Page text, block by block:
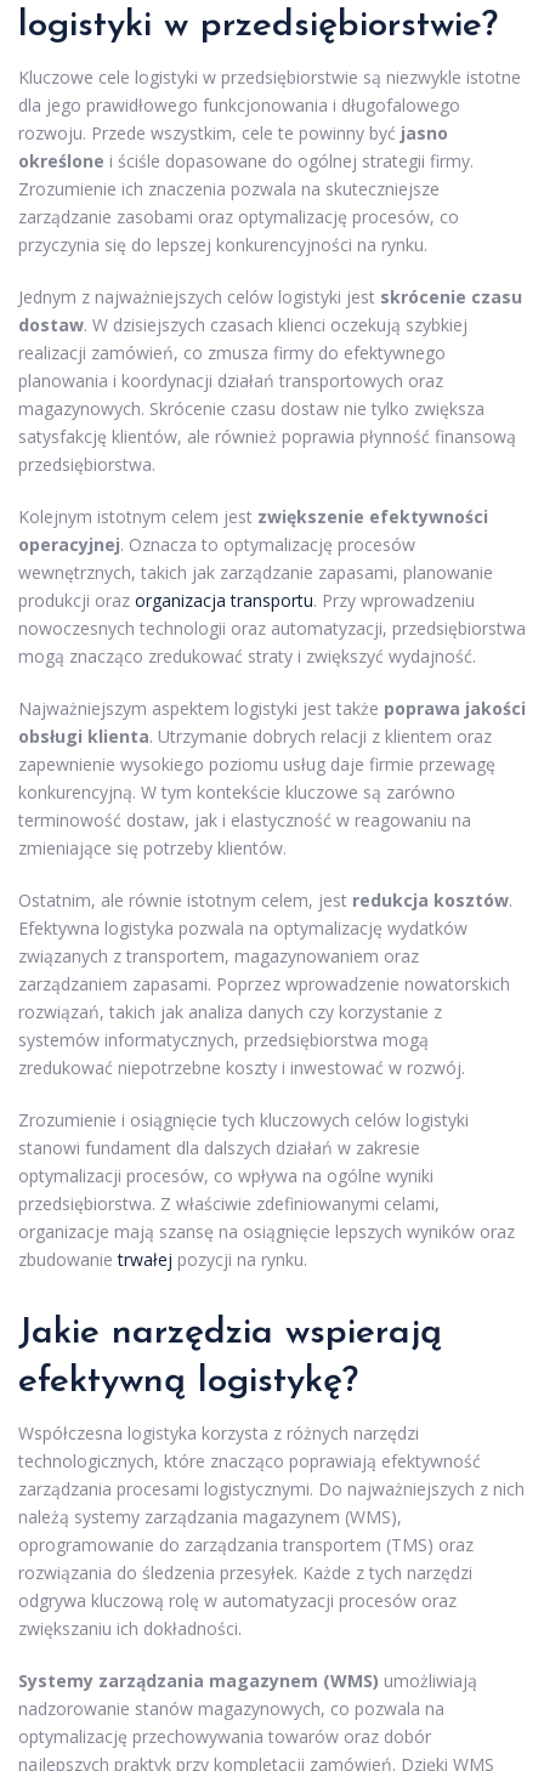
logistyki w przedsiębiorstwie?
Kluczowe cele logistyki w przedsiębiorstwie są niezwykle istotne
dla jego prawidłowego funkcjonowania i długofalowego
rozwoju. Przede wszystkim, cele te powinny być jasno
określone i ściśle dopasowane do ogólnej strategii firmy.
Zrozumienie ich znaczenia pozwala na skuteczniejsze
zarządzanie zasobami oraz optymalizację procesów, co
przyczynia się do lepszej konkurencyjności na rynku.
Jednym z najważniejszych celów logistyki jest skrócenie czasu
dostaw. W dzisiejszych czasach klienci oczekują szybkiej
realizacji zamówień, co zmusza firmy do efektywnego
planowania i koordynacji działań transportowych oraz
magazynowych. Skrócenie czasu dostaw nie tylko zwiększa
satysfakcję klientów, ale również poprawia płynność finansową
przedsiębiorstwa.
Kolejnym istotnym celem jest zwiększenie efektywności
operacyjnej. Oznacza to optymalizację procesów
wewnętrznych, takich jak zarządzanie zapasami, planowanie
produkcji oraz organizacja transportu. Przy wprowadzeniu
nowoczesnych technologii oraz automatyzacji, przedsiębiorstwa
mogą znacząco zredukować straty i zwiększyć wydajność.
Najważniejszym aspektem logistyki jest także poprawa jakości
obsługi klienta. Utrzymanie dobrych relacji z klientem oraz
zapewnienie wysokiego poziomu usług daje firmie przewagę
konkurencyjną. W tym kontekście kluczowe są zarówno
terminowość dostaw, jak i elastyczność w reagowaniu na
zmieniające się potrzeby klientów.
Ostatnim, ale równie istotnym celem, jest redukcja kosztów.
Efektywna logistyka pozwala na optymalizację wydatków
związanych z transportem, magazynowaniem oraz
zarządzaniem zapasami. Poprzez wprowadzenie nowatorskich
rozwiązań, takich jak analiza danych czy korzystanie z
systemów informatycznych, przedsiębiorstwa mogą
zredukować niepotrzebne koszty i inwestować w rozwój.
Zrozumienie i osiągnięcie tych kluczowych celów logistyki
stanowi fundament dla dalszych działań w zakresie
optymalizacji procesów, co wpływa na ogólne wyniki
przedsiębiorstwa. Z właściwie zdefiniowanymi celami,
organizacje mają szansę na osiągnięcie lepszych wyników oraz
zbudowanietrwałej pozycji na rynku.
Jakie narzędzia wspierają
efektywną logistykę?
Współczesna logistyka korzysta z różnych narzędzi
technologicznych, które znacząco poprawiają efektywność
zarządzania procesami logistycznymi. Do najważniejszych z nich
należą systemy zarządzania magazynem (WMS),
oprogramowanie do zarządzania transportem (TMS) oraz
rozwiązania do śledzenia przesyłek. Każde z tych narzędzi
odgrywa kluczową rolę w automatyzacji procesów oraz
zwiększaniu ich dokładności.
Systemy zarządzania magazynem (WMS) umożliwiają
nadzorowanie stanów magazynowych, co pozwala na
optymalizację przechowywania towarów oraz dobór
najlepszych praktyk przy kompletacji zamówień. Dzięki WMS